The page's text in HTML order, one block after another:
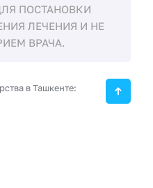
ПОСТАНОВКИ
ЛЕЧЕНИЯ И НЕ
ВРАЧА.
в Ташкенте: